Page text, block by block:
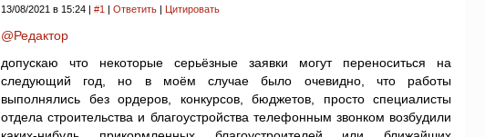
13/08/2021 в 15:24 | #1 | Ответить | Цитировать
@Редактор
допускаю что некоторые серьёзные заявки могут переноситься на
следующий год, но в моём случае было очевидно, что работы
выполнялись без ордеров, конкурсов, бюджетов, просто специалисты
отдела строительства и благоустройства телефонным звонком возбудили